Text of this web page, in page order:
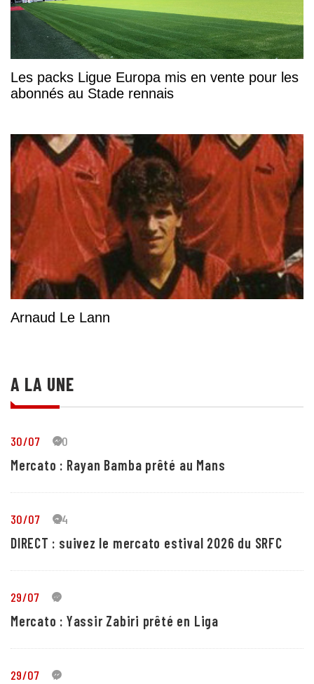
Les packs Ligue Europa mis en vente pour les
abonnés au Stade rennais
Arnaud Le Lann
A LA UNE
30/07 30
Mercato : Rayan Bamba prêté au Mans
30/07 24
DIRECT : suivez le mercato estival 2026 du SRFC
29/07 5
Mercato : Yassir Zabiri prêté en Liga
29/07 1